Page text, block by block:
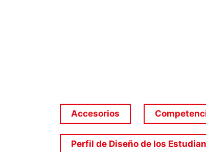
Accesorios
Perfil de Diseño de los